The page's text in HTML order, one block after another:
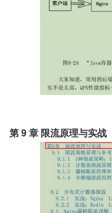
第 9 章 限流原理与实战